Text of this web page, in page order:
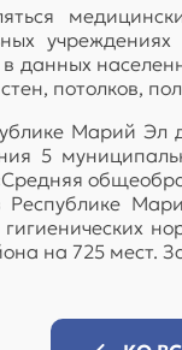
потолков,
Марий
5
на 725 мест.